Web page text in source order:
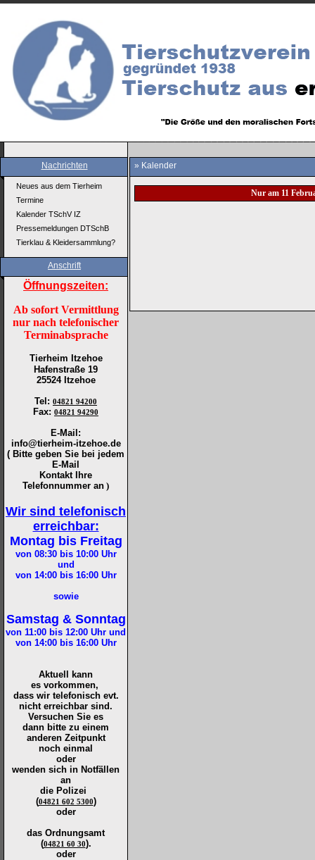
Nachrichten
Neues aus dem Tierheim
Termine
Kalender TSchV IZ
Pressemeldungen DTSchB
Tierklau & Kleidersammlung?
Anschrift
Öffnungszeiten:
Ab sofort Vermittlung
nur nach telefonischer
Terminabsprache
Tierheim Itzehoe
Hafenstraße 19
25524 Itzehoe
Tel : 04821 94200
Fax: 04821 94290
E-Mail:
info@tierheim-itzehoe.de
( Bitte geben Sie bei jedem
E-Mail
Kontakt Ihre
Telefonnummer an )
Wir sind telefonisch
erreichbar:
Montag bis Freitag
von 08:30 bis 10:00Uhr
und
von 14:00 bis 16:00Uhr
sowie
Samstag & Sonntag
von 11:00 bis 12:00 Uhr und
von 14:00 bis 16:00Uhr
Aktuell kann
es vorkommen,
dass wir telefonisch evt.
nicht erreichbar sind.
Versuchen Sie es
dann bitte zu einem
anderen Zeitpunkt
noch einmal
oder
wenden sich in Notfällen
an
die Polizei
(04821 602 5300)
oder
das Ordnungsamt
(04821 60 30).
oder
» Kalender
Nur am 11